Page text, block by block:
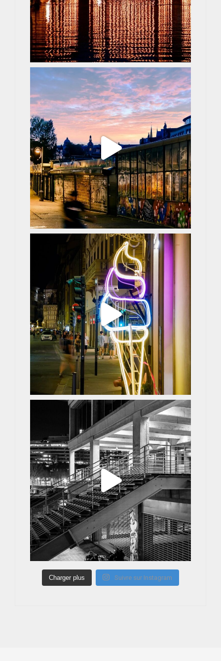
Charger plus Suivre sur Instagram